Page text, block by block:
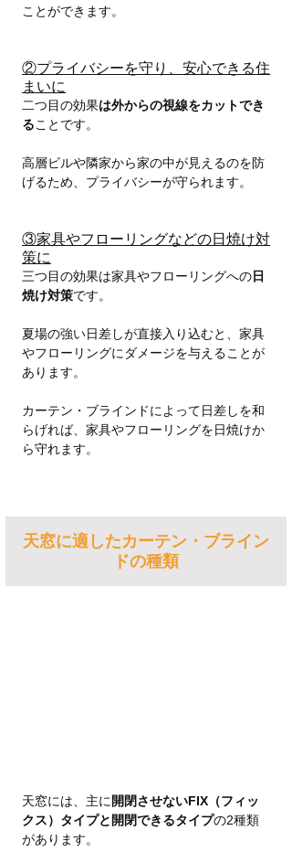
ことができます。
②プライバシーを守り、安心できる住
まいに
二つ目の効果は外からの視線をカットでき
ることです。
高層ビルや隣家から家の中が見えるのを防
げるため、プライバシーが守られます。
③家具やフローリングなどの日焼け対
策に
三つ目の効果は家具やフローリングへの日
焼け対策です。
夏場の強い日差しが直接入り込むと、家具
やフローリングにダメージを与えることが
あります。
カーテン・ブラインドによって日差しを和
らげれば、家具やフローリングを日焼けか
ら守れます。
天窓に適したカーテン・ブライン
ドの種類
天窓には、主に 開閉させないFIX（フィッ
クス）タイプと開閉できるタイプの2種類
があります。